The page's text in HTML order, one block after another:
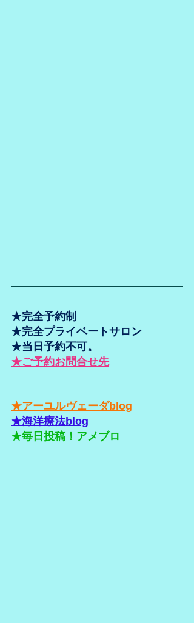
★完全予約制
★完全プライベートサロン
★当日予約不可。
★ご予約お問合せ先
★アーユルヴェーダblog
★海洋療法blog
★毎日投稿！アメブロ